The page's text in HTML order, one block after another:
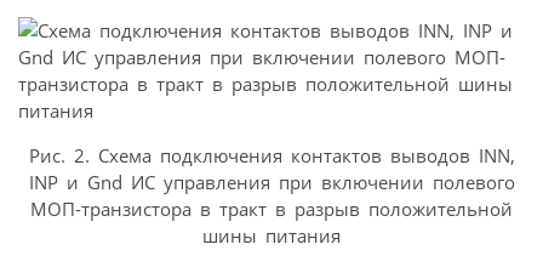
Рис. 2. Схема подключения контактов выводов INN,
INP и Gnd ИС управления при включении полевого
МОП-транзистора в тракт в разрыв положительной
шины питания